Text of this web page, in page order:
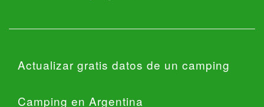
Actualizar gratis datos de un camping
Camping en Argentina